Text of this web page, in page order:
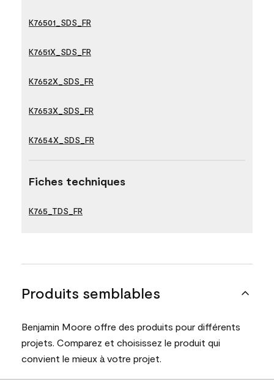
K76501_SDS_FR
K7651X_SDS_FR
K7652X_SDS_FR
K7653X_SDS_FR
K7654X_SDS_FR
Fiches techniques
K765_TDS_FR
Produits semblables
Benjamin Moore offre des produits pour différents
projets. Comparez et choisissez le produit qui
convient le mieux à votre projet.